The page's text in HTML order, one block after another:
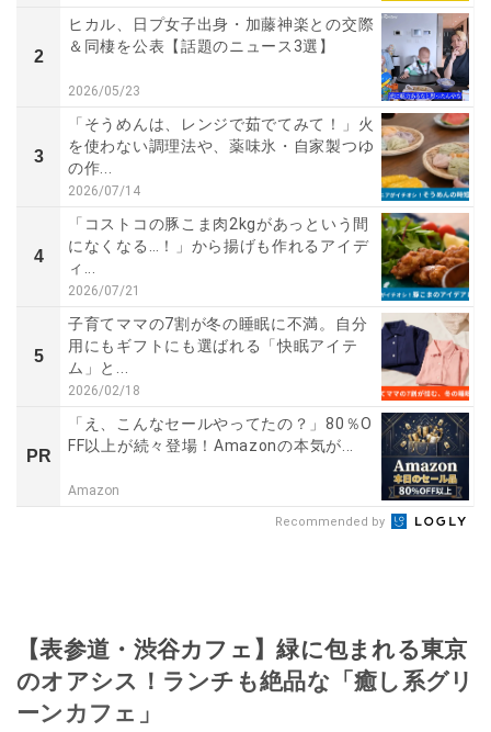
2
ヒカル、日プ女子出身・加藤神楽との交際
＆同棲を公表【話題のニュース3選】
2026/05/23
3
「そうめんは、レンジで茹でてみて！」火
を使わない調理法や、薬味氷・自家製つゆ
の作...
2026/07/14
4
「コストコの豚こま肉2kgがあっという間
になくなる…！」から揚げも作れるアイデ
ィ...
2026/07/21
5
子育てママの7割が冬の睡眠に不満。自分
用にもギフトにも選ばれる「快眠アイテ
ム」と...
2026/02/18
PR
「え、こんなセールやってたの？」80％O
FF以上が続々登場！Amazonの本気が...
Amazon
Recommended by
【表参道・渋谷カフェ】緑に包まれる東京
のオアシス！ランチも絶品な「癒し系グリ
ーンカフェ」